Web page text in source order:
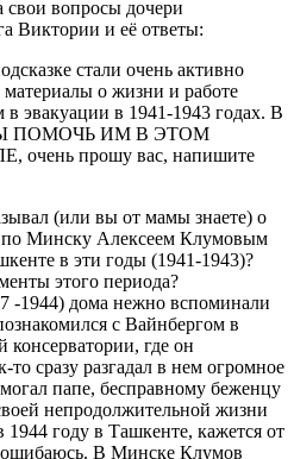
свои вопросы дочери
Виктории и её ответы:
стали очень активно
о жизни и работе
эвакуации в 1941-1943 годах. В
ПОМОЧЬ ИМ В ЭТОМ
прошу вас, напишите
(или вы от мамы знаете) о
по Минску Алексеем Клумовым
в эти годы (1941-1943)?
этого периода?
-1944) дома нежно вспоминали
с Вайнбергом в
консерватории, где он
сразу разгадал в нем огромное
папе, бесправному беженцу
непродолжительной жизни
году в Ташкенте, кажется от
В Минске Клумов